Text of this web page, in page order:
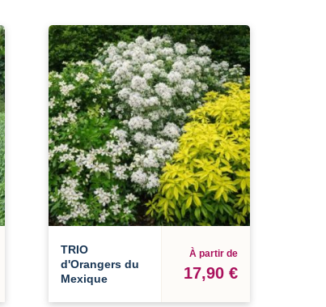
TRIO
d'Orangers du
Mexique
À partir de
17,90 €